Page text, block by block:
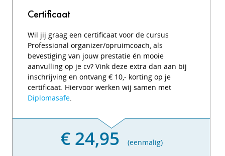
Certificaat
Wil jij graag een certificaat voor de cursus
Professional organizer/opruimcoach, als
bevestiging van jouw prestatie én mooie
aanvulling op je cv? Vink deze extra dan aan bij
inschrijving en ontvang € 10,- korting op je
certificaat. Hiervoor werken wij samen met
Diplomasafe.
€ 24,95 (eenmalig)